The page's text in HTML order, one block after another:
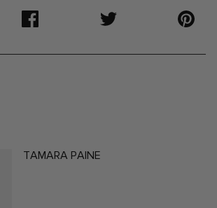
TAMARA PAINE